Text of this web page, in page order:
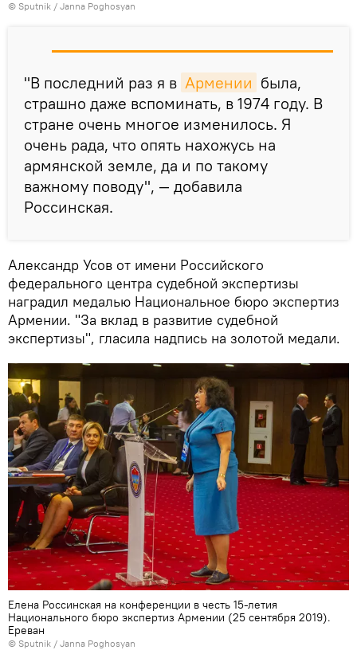
© Sputnik / Janna Poghosyan
"В последний раз я в Армении была,
страшно даже вспоминать, в 1974 году. В
стране очень многое изменилось. Я
очень рада, что опять нахожусь на
армянской земле, да и по такому
важному поводу", — добавила
Россинская.
Александр Усов от имени Российского
федерального центра судебной экспертизы
наградил медалью Национальное бюро экспертиз
Армении. "За вклад в развитие судебной
экспертизы", гласила надпись на золотой медали.
Елена Россинская на конференции в честь 15-летия
Национального бюро экспертиз Армении (25 сентября 2019).
Еревaн
© Sputnik / Janna Poghosyan